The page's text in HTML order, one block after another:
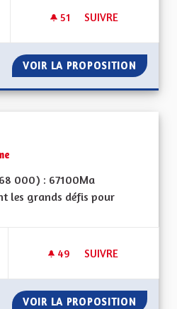
51 51 ABONNÉS
SUIVRE
VOIR LA PROPOSITION
000) : 67100Ma
les grands défis pour
49 49 ABONNÉS
SUIVRE
VOIR LA PROPOSITION